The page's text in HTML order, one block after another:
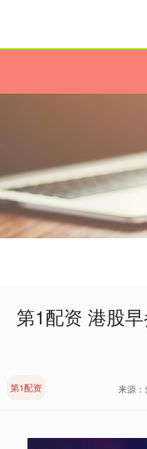
第1配资 港股
第1配资 来源